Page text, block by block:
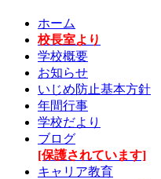
ホーム
校長室より
学校概要
お知らせ
いじめ防止基本方針
年間行事
学校だより
ブログ
[保護されています]
キャリア教育